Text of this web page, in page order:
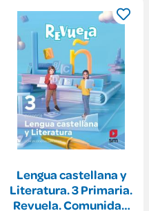
Lengua castellana y
Literatura. 3 Primaria.
Revuela. Comunidad